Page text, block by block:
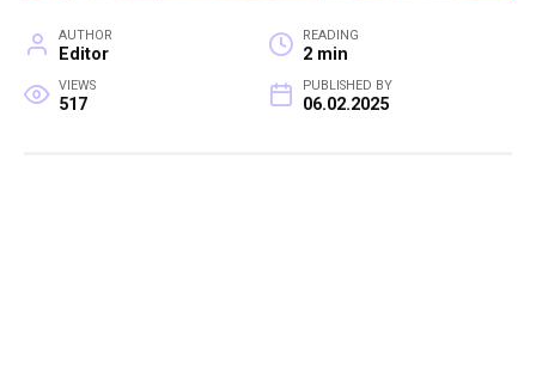
AUTHOR
Editor
READING
2 min
VIEWS
517
PUBLISHED BY
06.02.2025